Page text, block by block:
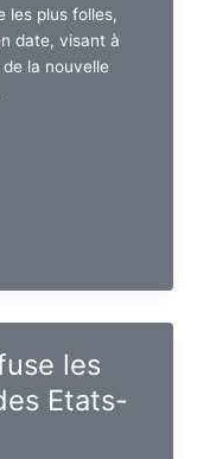
les plus folles,
date, visant à
la nouvelle
les
Etats-